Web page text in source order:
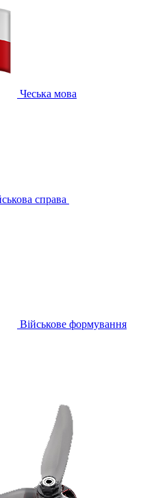
Чеська мова
справа
Військове формування